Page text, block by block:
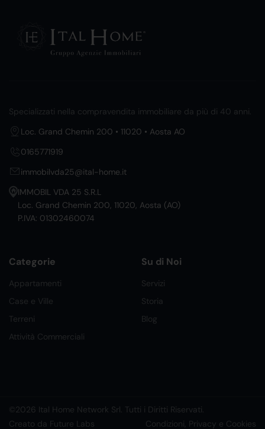
Specializzati nella compravendita immobiliare da più di 40 anni.
Loc. Grand Chemin 200 • 11020 • Aosta AO
0165771919
immobilvda25@ital-home.it
IMMOBIL VDA 25 S.R.L
Loc. Grand Chemin 200, 11020, Aosta (AO)
P.IVA: 01302460074
Categorie
Appartamenti
Case e Ville
Terreni
Attività Commerciali
Su di Noi
Servizi
Storia
Blog
©2026 Ital Home Network Srl. Tutti i Diritti Riservati.
Creato da Future Labs
Condizioni, Privacy e Cookies